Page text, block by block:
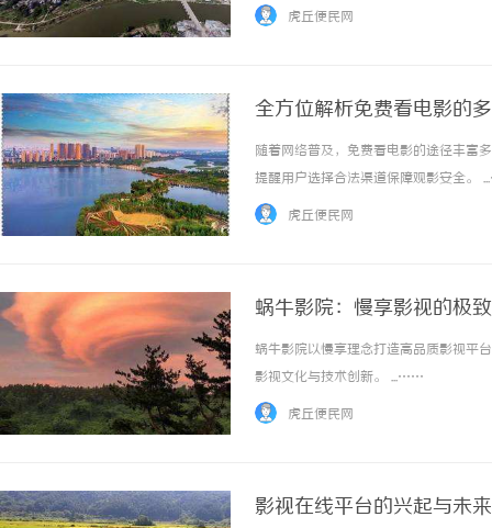
虎丘便民网
全方位解析免费看电影的
随着网络普及，免费看电影的途径丰富
提醒用户选择合法渠道保障观影安全。
虎丘便民网
蜗牛影院：慢享影视的极
蜗牛影院以慢享理念打造高品质影视平
影视文化与技术创新。 ...……
虎丘便民网
影视在线平台的兴起与未